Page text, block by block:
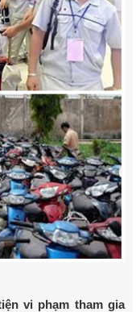
vi phạm tham gia